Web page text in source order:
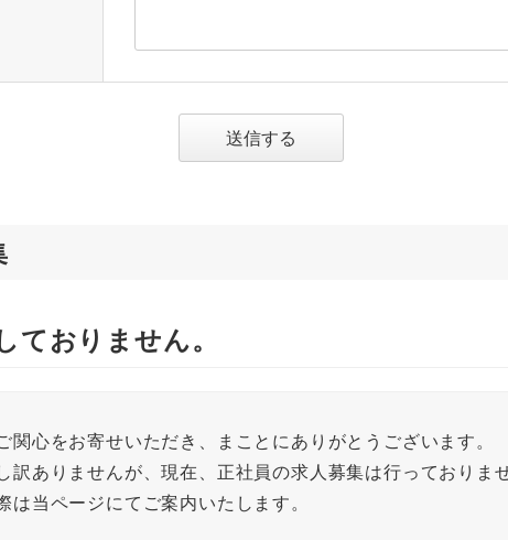
送信する
ておりません。
関心をお寄せいただき、まことにありがとうございます。
訳ありませんが、現在、正社員の求人募集は行っておりま
は当ページにてご案内いたします。